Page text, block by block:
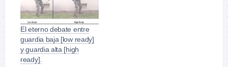
El eterno debate entre
guardia baja [low ready]
y guardia alta [high
ready].